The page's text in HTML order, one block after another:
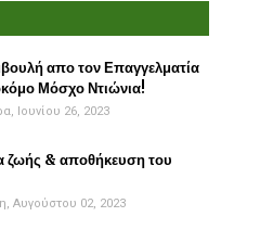
απο τον Επαγγελματία
Μόσχο Ντιώνια!
Ιουνίου 26, 2023
ζωής & αποθήκευση του
Αυγούστου 02, 2023